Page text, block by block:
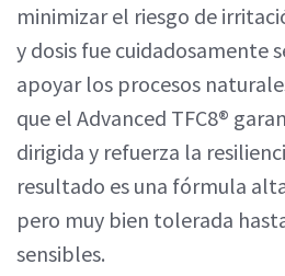
minimizar el riesgo de
y dosis fue cuidadosamente
apoyar los procesos
que el Advanced TFC8®
dirigida y refuerza la
resultado es una fórmula
pero muy bien tolerada
sensibles.